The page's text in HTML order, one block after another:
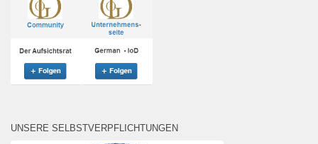
UNSERE SELBSTVERPFLICHTUNGEN